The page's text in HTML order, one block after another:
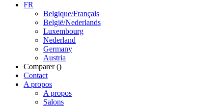
FR
Belgique/Français
België/Nederlands
Luxembourg
Nederland
Germany
Austria
Comparer ()
Contact
A propos
A propos
Salons